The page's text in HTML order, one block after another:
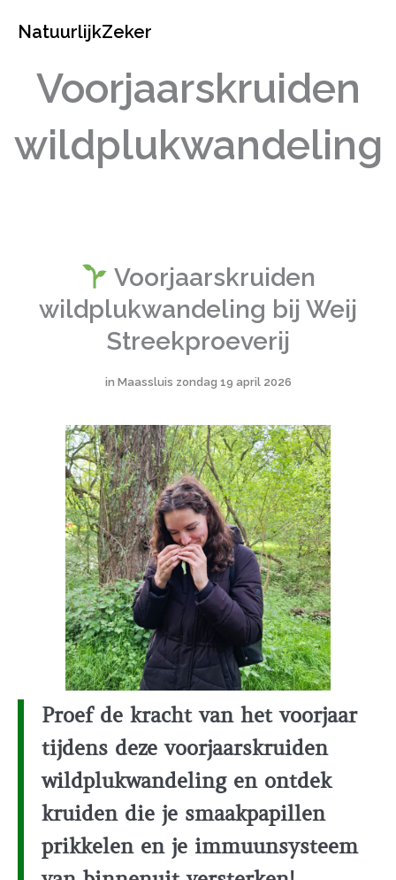
naar
inhoud
NatuurlijkZeker
Voorjaarskruiden
wildplukwandeling
Voorjaarskruiden
wildplukwandeling bij Weij
Streekproeverij
in Maassluis zondag 19 april 2026
Proef de kracht van het voorjaar
tijdens deze voorjaarskruiden
wildplukwandeling en ontdek
kruiden die je smaakpapillen
prikkelen en je immuunsysteem